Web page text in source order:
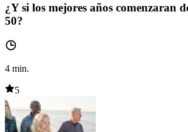
¿Y si los mejores años comenzaran
50?
4 min.
5